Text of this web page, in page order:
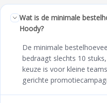
Wat is de minimale
Hoody?
De minimale
bedraagt slechts 10
keuze is voor kleine
gerichte